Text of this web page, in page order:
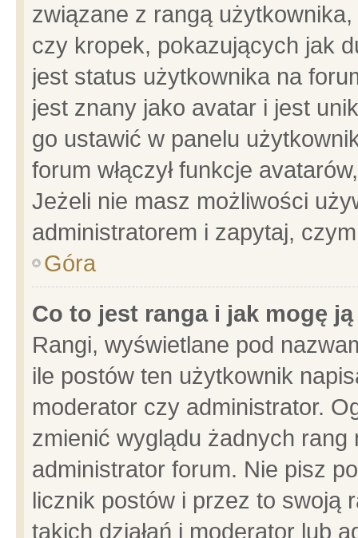
związane z rangą
czy kropek, pokazujących jak
jest status użytkownika na
jest znany jako avatar i jest
go ustawić w panelu
forum włączył funkcje
Jeżeli nie masz możliwości
administratorem i zapytaj,
Góra
Co to jest ranga i jak mogę
Rangi, wyświetlane pod
ile postów ten użytkownik
moderator czy administrator.
zmienić wyglądu żadnych
administrator forum. Nie pisz
licznik postów i przez to swoją
takich działań i moderator lub